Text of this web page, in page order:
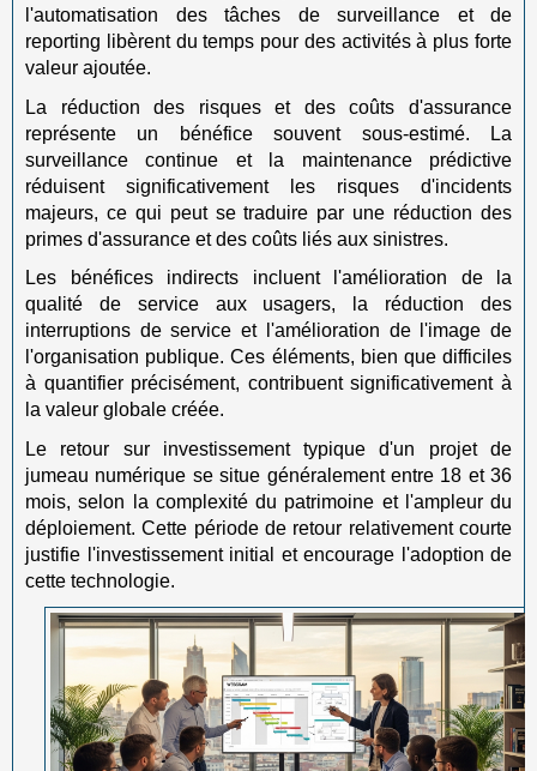
l'automatisation des tâches de surveillance et de
reporting libèrent du temps pour des activités à plus forte
valeur ajoutée.
La réduction des risques et des coûts d'assurance
représente un bénéfice souvent sous-estimé. La
surveillance continue et la maintenance prédictive
réduisent significativement les risques d'incidents
majeurs, ce qui peut se traduire par une réduction des
primes d'assurance et des coûts liés aux sinistres.
Les bénéfices indirects incluent l'amélioration de la
qualité de service aux usagers, la réduction des
interruptions de service et l'amélioration de l'image de
l'organisation publique. Ces éléments, bien que difficiles
à quantifier précisément, contribuent significativement à
la valeur globale créée.
Le retour sur investissement typique d'un projet de
jumeau numérique se situe généralement entre 18 et 36
mois, selon la complexité du patrimoine et l'ampleur du
déploiement. Cette période de retour relativement courte
justifie l'investissement initial et encourage l'adoption de
cette technologie.